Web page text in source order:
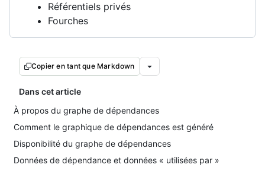
Référentiels privés
Fourches
Copier en tant que Markdown
Dans cet article
À propos du graphe de dépendances
Comment le graphique de dépendances est généré
Disponibilité du graphe de dépendances
Données de dépendance et données « utilisées par »